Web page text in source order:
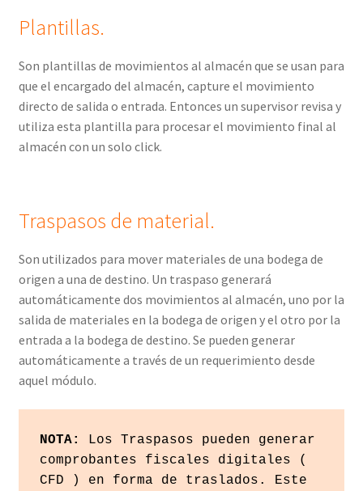
Plantillas.
Son plantillas de movimientos al almacén que se usan para
que el encargado del almacén, capture el movimiento
directo de salida o entrada. Entonces un supervisor revisa y
utiliza esta plantilla para procesar el movimiento final al
almacén con un solo click.
Traspasos de material.
Son utilizados para mover materiales de una bodega de
origen a una de destino. Un traspaso generará
automáticamente dos movimientos al almacén, uno por la
salida de materiales en la bodega de origen y el otro por la
entrada a la bodega de destino. Se pueden generar
automáticamente a través de un requerimiento desde
aquel módulo.
NOTA:
Los Traspasos pueden generar
comprobantes fiscales digitales (
CFD ) en forma de traslados. Este